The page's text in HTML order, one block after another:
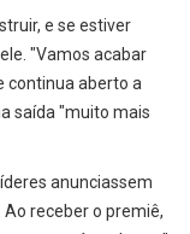
e se estiver
"Vamos acabar
continua aberto a
saída "muito mais
anunciassem
receber o premiê,